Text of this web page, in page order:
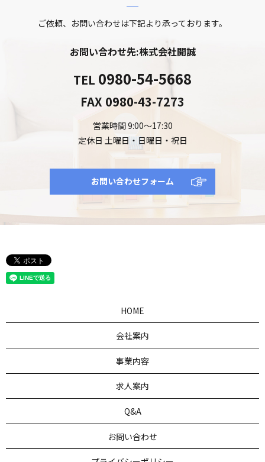
ご依頼、お問い合わせは下記より承っております。
お問い合わせ先:株式会社開誠
TEL 0980-54-5668
FAX 0980-43-7273
営業時間 9:00～17:30
定休日 土曜日・日曜日・祝日
お問い合わせフォーム
HOME
会社案内
事業内容
求人案内
Q&A
お問い合わせ